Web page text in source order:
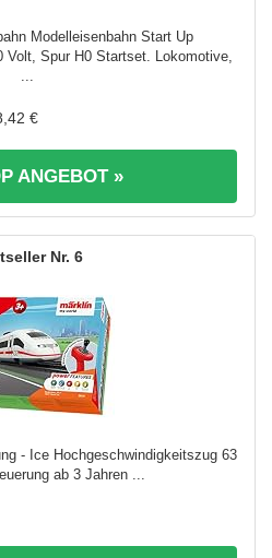
Modelleisenbahn Start Up
Spur H0 Startset. Lokomotive,
€
ANGEBOT »
6
- Ice Hochgeschwindigkeitszug 63
ab 3 Jahren ...